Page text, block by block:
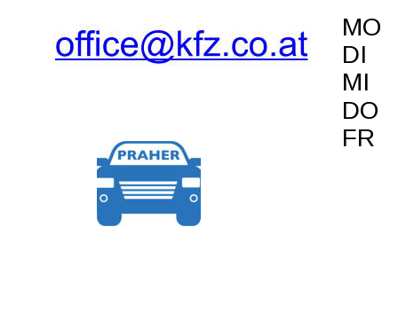
MO
DI
MI
DO
FR